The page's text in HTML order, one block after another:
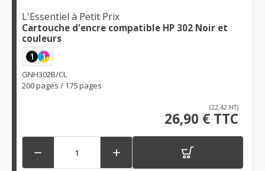
L'Essentiel à Petit Prix
Cartouche d'encre compatible HP 302 Noir et
couleurs
1 1
GNH302B/CL
200 pages / 175 pages
(22,42 HT)
26,90 € TTC
 